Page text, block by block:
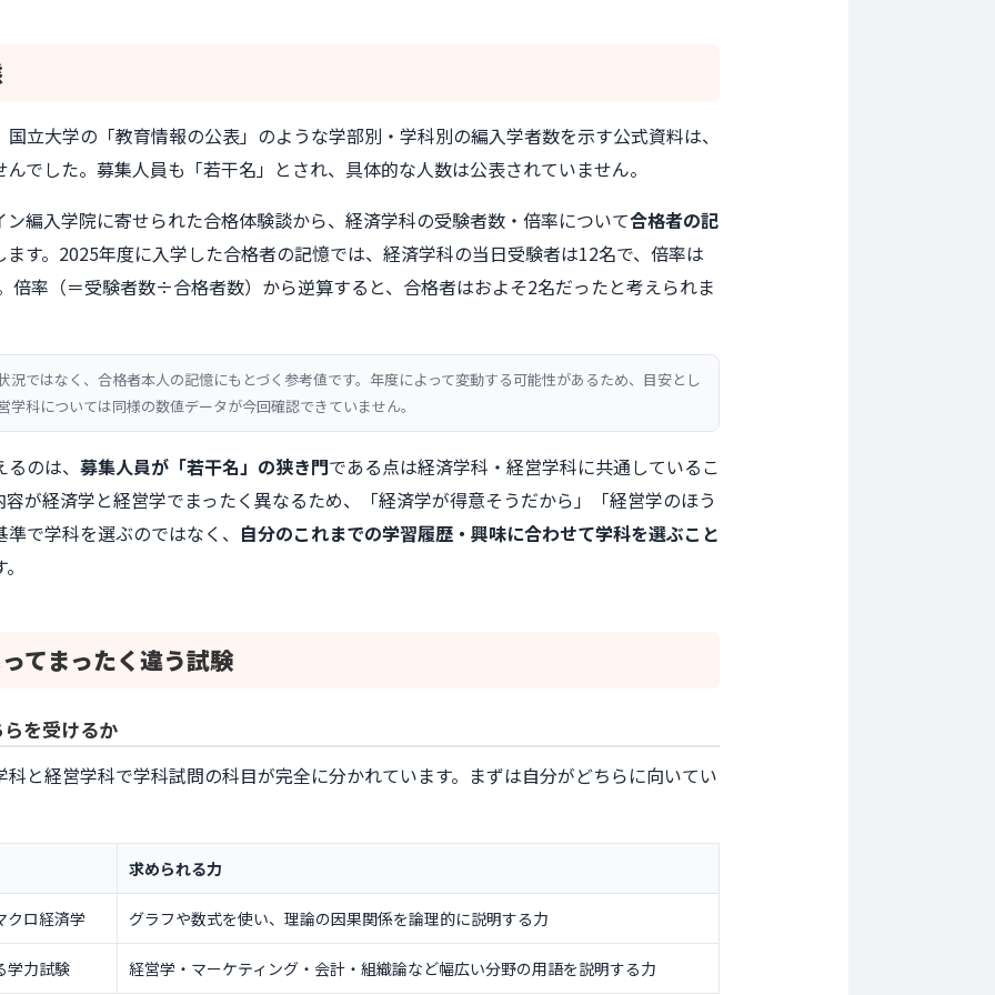
立大学の「教育情報の公表」のような学部別・学科別の編入学者数を示す公式資料は、
でした。募集人員も「若干名」とされ、具体的な人数は公表されていません。
編入学院に寄せられた合格体験談から、経済学科の受験者数・倍率について合格者の記
ます。2025年度に入学した合格者の記憶では、経済学科の当日受験者は12名で、倍率は
倍率（＝受験者数÷合格者数）から逆算すると、合格者はおよそ2名だったと考えられま
況ではなく、合格者本人の記憶にもとづく参考値です。年度によって変動する可能性があるため、目安とし
科については同様の数値データが今回確認できていません。
のは、 募集人員が「若干名」の狭き門である点は経済学科・経営学科に共通しているこ
が経済学と経営学でまったく異なるため、「経済学が得意そうだから」「経営学のほう
で学科を選ぶのではなく、 自分のこれまでの学習履歴・興味に合わせて学科を選ぶこと
てまったく違う試験
を受けるか
と経営学科で学科試問の科目が完全に分かれています。まずは自分がどちらに向いてい
求められる力
クロ経済学 グラフや数式を使い、理論の因果関係を論理的に説明する力
学力試験 経営学・マーケティング・会計・組織論など幅広い分野の用語を説明する力